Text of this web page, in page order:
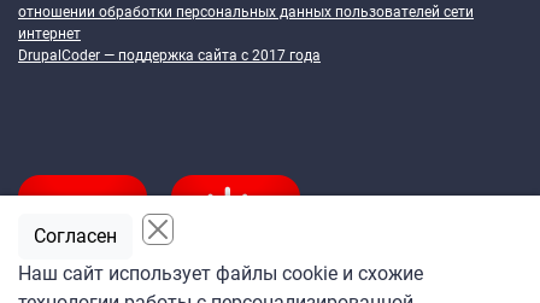
отношении обработки персональных данных пользователей сети
интернет
DrupalCoder — поддержка сайта c 2017 года
Наш сайт использует файлы cookie и схожие
Согласен